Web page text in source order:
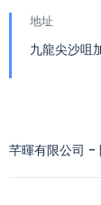
地址
九龍尖沙咀
芊暉有限公司 -